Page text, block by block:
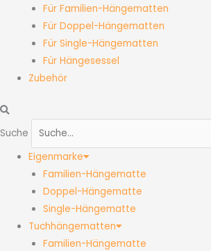
Für Familien-Hängematten
Für Doppel-Hängematten
Für Single-Hängematten
Für Hängesessel
Zubehör
Suche
Eigenmarke
Familien-Hängematte
Doppel-Hängematte
Single-Hängematte
Tuchhängematten
Familien-Hängematte